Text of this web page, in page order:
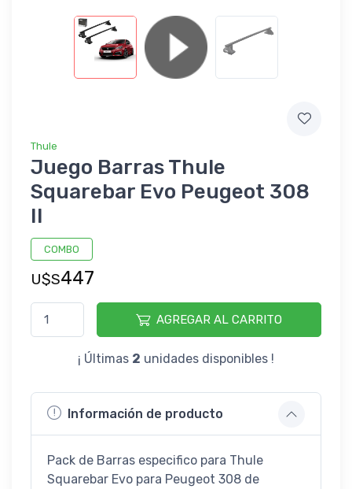
Thule
Juego Barras Thule
Squarebar Evo Peugeot 308
II
COMBO
U$S447
AGREGAR AL CARRITO
¡ Últimas 2 unidades disponibles !
Información de producto
Pack de Barras especifico para Thule
Squarebar Evo para Peugeot 308 de